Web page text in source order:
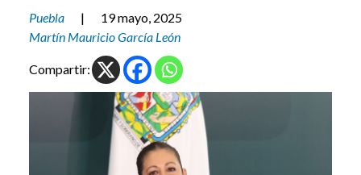
Puebla |
19 mayo, 2025
Martín Mauricio García León
Compartir: